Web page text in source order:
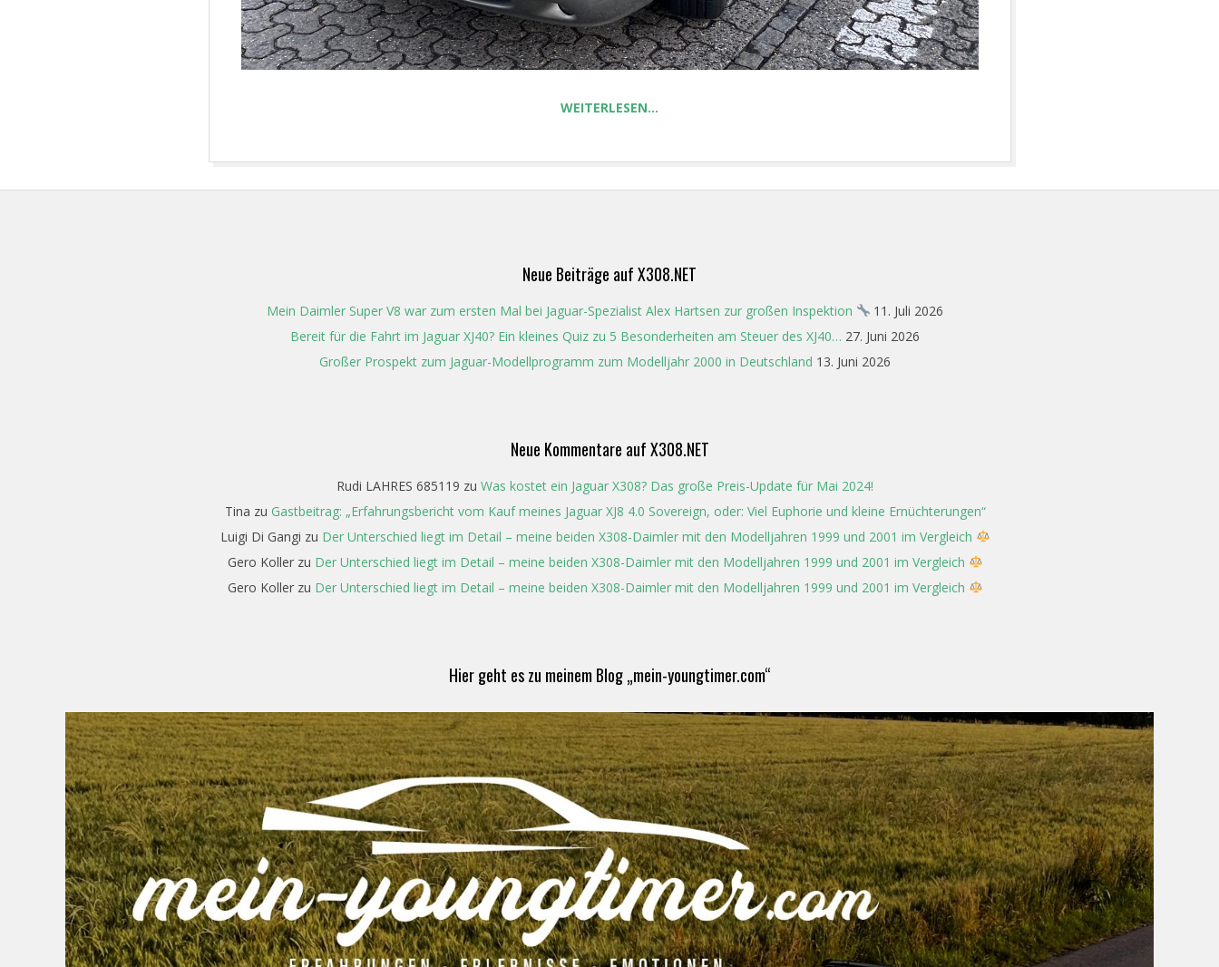
WEITERLESEN…
Neue Beiträge auf X308.NET
Mein Daimler Super V8 war zum ersten Mal bei Jaguar-Spezialist Alex Hartsen zur großen Inspektion
11. Juli 2026
Bereit für die Fahrt im Jaguar XJ40? Ein kleines Quiz zu 5 Besonderheiten am Steuer des XJ40… 27. Juni 2026
Großer Prospekt zum Jaguar-Modellprogramm zum Modelljahr 2000 in Deutschland 13. Juni 2026
Neue Kommentare auf X308.NET
Rudi LAHRES 685119 zu Was kostet ein Jaguar X308? Das große Preis-Update für Mai 2024!
Tina zu Gastbeitrag: „Erfahrungsbericht vom Kauf meines Jaguar XJ8 4.0 Sovereign, oder: Viel Euphorie und kleine Ernüchterungen“
Luigi Di Gangi zu Der Unterschied liegt im Detail – meine beiden X308-Daimler mit den Modelljahren 1999 und 2001 im Vergleich
Gero Kollerzu Der Unterschied liegt im Detail – meine beiden X308-Daimler mit den Modelljahren 1999 und 2001 im Vergleich
Gero Kollerzu Der Unterschied liegt im Detail – meine beiden X308-Daimler mit den Modelljahren 1999 und 2001 im Vergleich
Hier geht es zu meinem Blog „mein-youngtimer.com“